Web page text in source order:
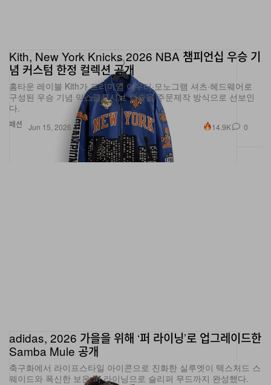
패션
Kith, New York Knicks 2026 NBA 챔피언십 우승 기
념 커스텀 한정 컬렉션 공개
홈타운 레이블 Kith가 프리미엄 아우터·모노그램 셔츠·헤드웨어로
구성된 우승 기념 익스클루시브 캡슐을 주문제작 방식으로 선보인
다.
Jun 15, 2026 14.9K 0
adidas, 2026 가을을 위해 ‘퍼 라이닝’로 업그레이드한
Samba Mule 공개
축구화에서 라이프스타일 아이콘으로 진화한 실루엣이 텍스처드 스
웨이드와 폭신한 보온 퍼 라이닝으로 슬리퍼 무드까지 완성했다.